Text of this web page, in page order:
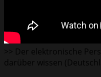
>> Der elektronische
darüber wissen